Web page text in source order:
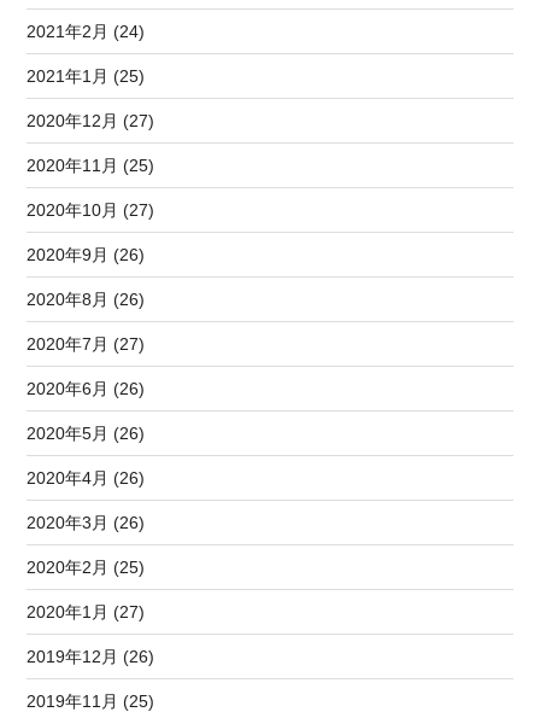
2021年2月 (24)
2021年1月 (25)
2020年12月 (27)
2020年11月 (25)
2020年10月 (27)
2020年9月 (26)
2020年8月 (26)
2020年7月 (27)
2020年6月 (26)
2020年5月 (26)
2020年4月 (26)
2020年3月 (26)
2020年2月 (25)
2020年1月 (27)
2019年12月 (26)
2019年11月 (25)